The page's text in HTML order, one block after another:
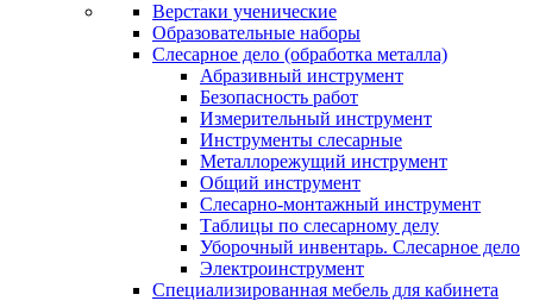
Верстаки ученические
Образовательные наборы
Слесарное дело (обработка металла)
Абразивный инструмент
Безопасность работ
Измерительный инструмент
Инструменты слесарные
Металлорежущий инструмент
Общий инструмент
Слесарно-монтажный инструмент
Таблицы по слесарному делу
Уборочный инвентарь. Слесарное дело
Электроинструмент
Специализированная мебель для кабинета